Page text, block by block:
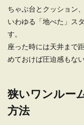
ちゃぶ台とクッション
いわゆる「地べた」ス
す。
座った時には天井まで
めておけば圧迫感もな
狭いワンルー
方法